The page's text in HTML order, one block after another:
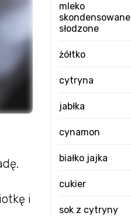
i
mleko
skondensowane
słodzone
żółtko
cytryna
jabłka
cynamon
białko jajka
cukier
sok z cytryny